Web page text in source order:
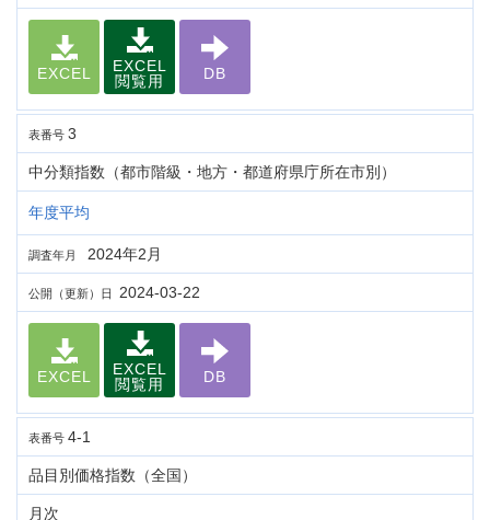
EXCEL
EXCEL
閲覧用
DB
表番号 3
中分類指数（都市階級・地方・都道府県庁所在市別）
年度平均
調査年月 2024年2月
公開（更新）日 2024-03-22
EXCEL
EXCEL
閲覧用
DB
表番号 4-1
品目別価格指数（全国）
月次